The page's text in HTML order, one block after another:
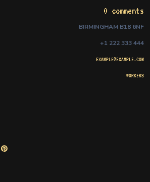
0 comments
BIRMINGHAM B18 6NF
+1 222 333 444
EXAMPLE@EXAMPLE.COM
WORKERS